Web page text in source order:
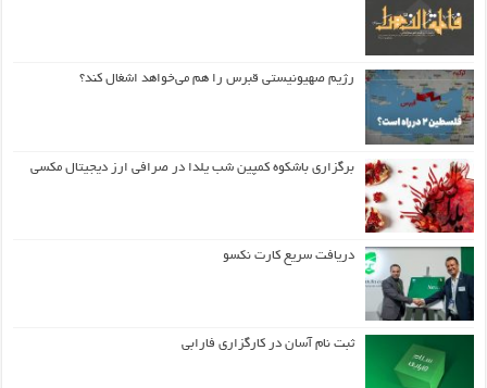
رژیم صهیونیستی قبرس را هم می‌خواهد اشغال کند؟
برگزاری باشکوه کمپین شب یلدا در صرافی ارز دیجیتال مکسی
دریافت سریع کارت نکسو
ثبت نام آسان در کارگزاری فارابی